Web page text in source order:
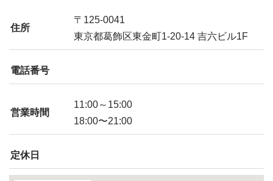
住所
〒125-0041
東京都葛飾区東金町1-20-14 吉六ビル1F
電話番号
営業時間
11:00～15:00
18:00〜21:00
定休日